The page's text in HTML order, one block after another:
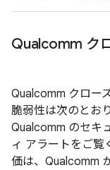
Qualcomm ク
Qualcomm クロー
脆弱性は次のとお
Qualcomm のセキ
ィ アラートをご覧
価は、Qualcomm